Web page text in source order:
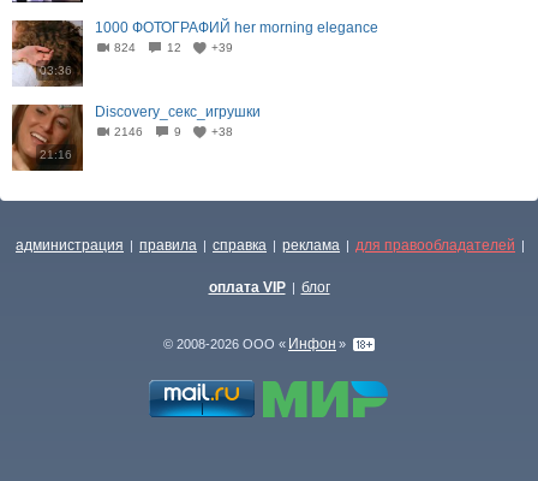
03:36
1000 ФОТОГРАФИЙ her morning elegance
824 12 +39
21:16
Discovery_секс_игрушки
2146 9 +38
администрация | правила | справка | реклама | для правообладателей |
оплата VIP | блог
© 2008-2026 ООО « Инфон »